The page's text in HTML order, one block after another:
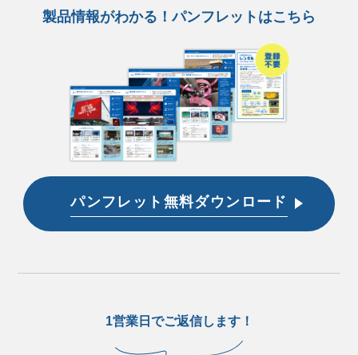
製品情報がわかる！パンフレットはこちら
パンフレット無料ダウンロード
1営業日でご返信します！